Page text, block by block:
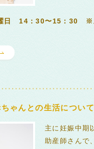
日 14：30〜15：30 ※
ゃんとの生活につい
主に妊娠中期
助産師さんで